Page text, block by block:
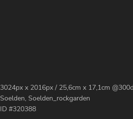
3024px x 2016px / 25,6cm x 17,1cm
Soelden, Soelden_rockgarden
ID #320388